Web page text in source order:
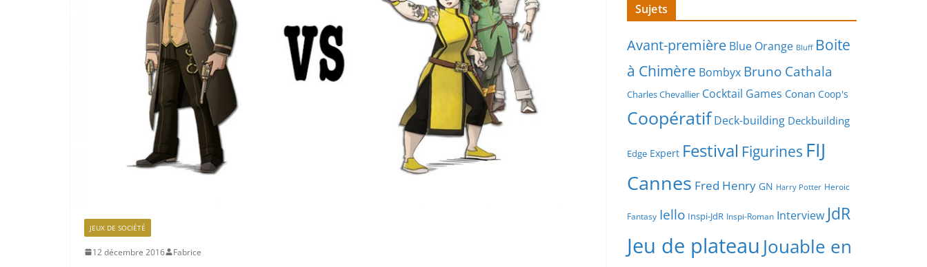
JEUX DE SOCIÉTÉ
12 décembre 2016 Fabrice
Sujets
Avant-première Blue Orange Bluff Boite
à Chimère Bombyx Bruno Cathala
Charles Chevallier Cocktail Games Conan Coop's
Coopératif Deck-building Deckbuilding
Edge Expert Festival Figurines FIJ
Cannes Fred Henry GN Harry Potter Heroic
Fantasy Iello Inspi-JdR Inspi-Roman Interview JdR
Jeu de plateau Jouable en